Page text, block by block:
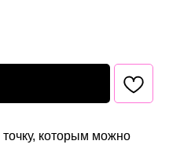
которым можно